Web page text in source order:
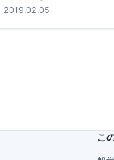
2019.02.05
こ